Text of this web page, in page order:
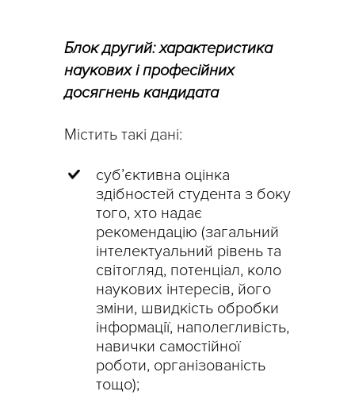
Блок другий: характеристика
наукових і професійних
досягнень кандидата
Містить такі дані:
суб’єктивна оцінка
здібностей студента з боку
того, хто надає
рекомендацію (загальний
інтелектуальний рівень та
світогляд, потенціал, коло
наукових інтересів, його
зміни, швидкість обробки
інформації, наполегливість,
навички самостійної
роботи, організованість
тощо);